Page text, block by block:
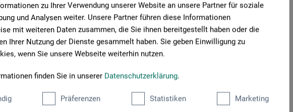
zu Ihrer Verwendung unserer Website an unsere Partner für soziale
und Analysen weiter. Unsere Partner führen diese Informationen
mit weiteren Daten zusammen, die Sie ihnen bereitgestellt haben oder die
Ihrer Nutzung der Dienste gesammelt haben. Sie geben Einwilligung zu
wenn Sie unsere Webseite weiterhin nutzen.
finden Sie in unserer Datenschutzerklärung.
Präferenzen Statistiken Marketing
Aquarell_supergran-Vulkan_Set.pdf
Aquarell_HN12x-HN11x-HT5x-HT15x_2022.pdf
Aquarell_supergran-Tiefsee_Set.pdf